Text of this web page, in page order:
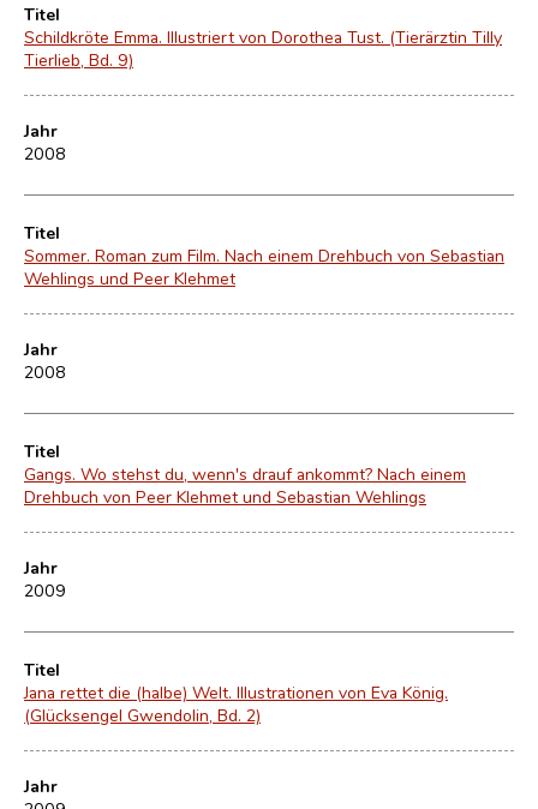
Titel
Schildkröte Emma. Illustriert von Dorothea Tust. (Tierärztin Tilly
Tierlieb, Bd. 9)
Jahr
2008
Titel
Sommer. Roman zum Film. Nach einem Drehbuch von Sebastian
Wehlings und Peer Klehmet
Jahr
2008
Titel
Gangs. Wo stehst du, wenn's drauf ankommt? Nach einem
Drehbuch von Peer Klehmet und Sebastian Wehlings
Jahr
2009
Titel
Jana rettet die (halbe) Welt. Illustrationen von Eva König.
(Glücksengel Gwendolin, Bd. 2)
Jahr